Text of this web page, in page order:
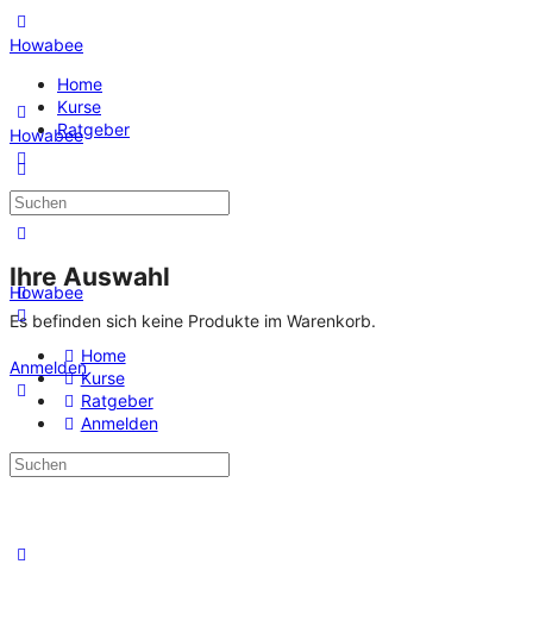
Howabee
Home
Kurse
Ratgeber
Ihre Auswahl
Es befinden sich keine Produkte im Warenkorb.
Anmelden
Howabee
Howabee
Home
Kurse
Ratgeber
Anmelden